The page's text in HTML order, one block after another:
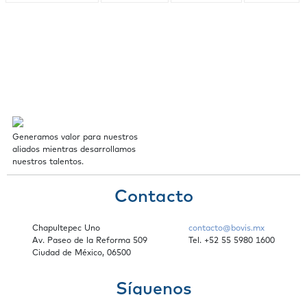
Generamos valor para nuestros
aliados mientras desarrollamos
nuestros talentos.
Contacto
contacto@bovis.mx
Tel. +52 55 5980 1600
Chapultepec Uno
Av. Paseo de la Reforma 509
Ciudad de México, 06500
Síguenos